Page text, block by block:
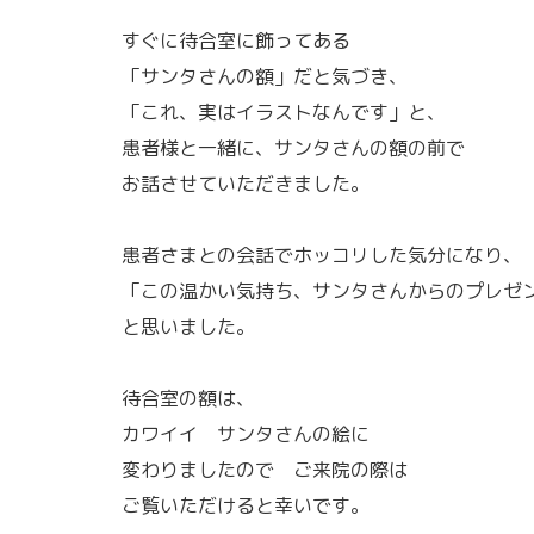
すぐに待合室に飾ってある
「サンタさんの額」だと気づき、
「これ、実はイラストなんです」と、
患者様と一緒に、サンタさんの額の前で
お話させていただきました。
患者さまとの会話でホッコリした気分になり、
「この温かい気持ち、サンタさんからのプレゼ
と思いました。
待合室の額は、
カワイイ サンタさんの絵に
変わりましたので ご来院の際は
ご覧いただけると幸いです。